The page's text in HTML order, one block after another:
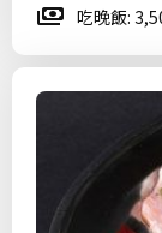
吃晚飯: